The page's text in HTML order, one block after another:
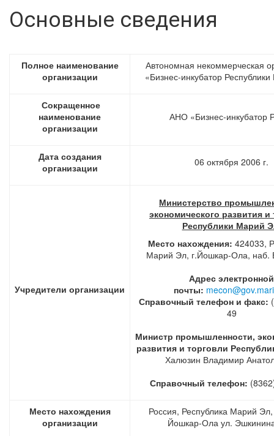
Основные сведения
Полное наименование
организации
Автономная некоммерческая
«Бизнес-инкубатор
Сокращенное
наименование
организации
АНО «Бизнес-инкубатор
Дата создания
организации
06 октября 2006 г.
Учредители организации
Министерство
экономического развития и
Республики Марий
Место нахождения: 424033,
Марий Эл, г.Йошкар-Ола, наб.
Адрес электронной
почты:
Справочный телефони факс:
49
Министр промышленности,
развития и торговли
Халюзин Владимир
Справочный телефон:
Место нахождения
организации
Россия, Республика Марий
Йошкар-Ола ул.